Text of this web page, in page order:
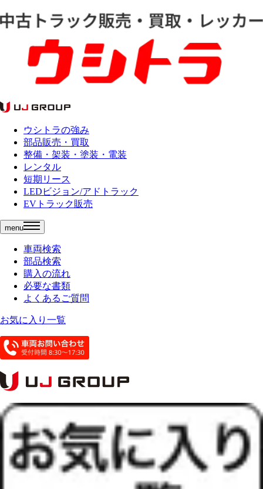
ウシトラの強み
部品販売・買取
整備・架装・塗装・電装
レンタル
短期リース
LEDビジョン/アドトラック
EVトラック販売
menu
車両検索
部品検索
購入の流れ
必要な書類
よくあるご質問
お気に入り一覧